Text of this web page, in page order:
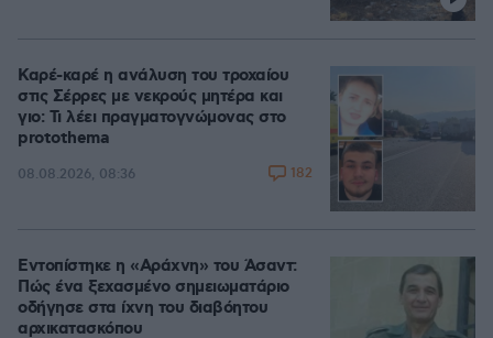
Καρέ-καρέ η ανάλυση του τροχαίου
στις Σέρρες με νεκρούς μητέρα και
γιο: Τι λέει πραγματογνώμονας στο
protothema
08.08.2026, 08:36 182
Εντοπίστηκε η «Αράχνη» του Άσαντ:
Πώς ένα ξεχασμένο σημειωματάριο
οδήγησε στα ίχνη του διαβόητου
αρχικατασκόπου